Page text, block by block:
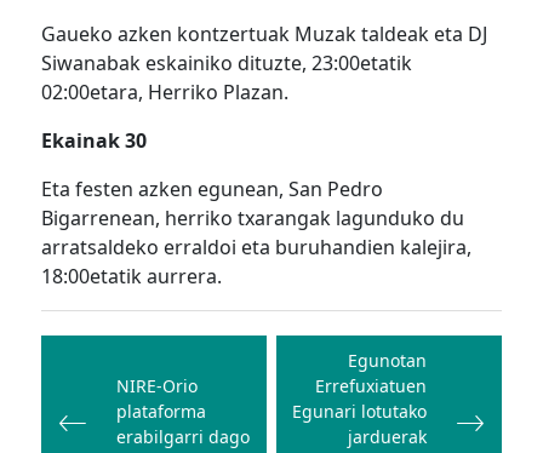
Gaueko azken kontzertuak Muzak taldeak eta DJ
Siwanabak eskainiko dituzte, 23:00etatik
02:00etara, Herriko Plazan.
Ekainak 30
Eta festen azken egunean, San Pedro
Bigarrenean, herriko txarangak lagunduko du
arratsaldeko erraldoi eta buruhandien kalejira,
18:00etatik aurrera.
Bidalketetan
nabigatu
NIRE-Orio
plataforma
erabilgarri dago
Egunotan
Errefuxiatuen
Egunari lotutako
jarduerak